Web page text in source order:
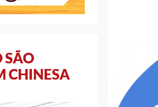
SÃO
CHINESA